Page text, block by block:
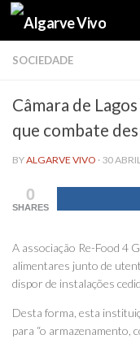
Skip to content
SOCIEDADE
Câmara de
que combate
BYALGARVE VIVO · 30
0
SHARES
A associação Re-Food 4
alimentares junto de
dispor de instalações
Desta forma, esta
para “o armazenamento,